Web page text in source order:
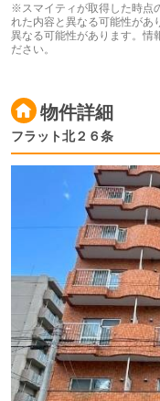
※スマイティが取得した時点
れた内容と異なる可能性があ
異なる可能性があります。情
ださい。
物件詳細
フラット北２６条